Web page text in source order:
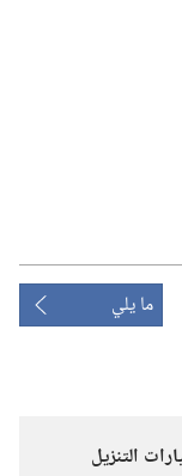
ما يلي
التنزيل